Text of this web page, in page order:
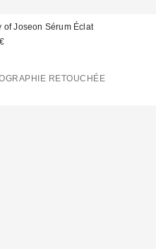
of Joseon Sérum Éclat
RETOUCHÉE